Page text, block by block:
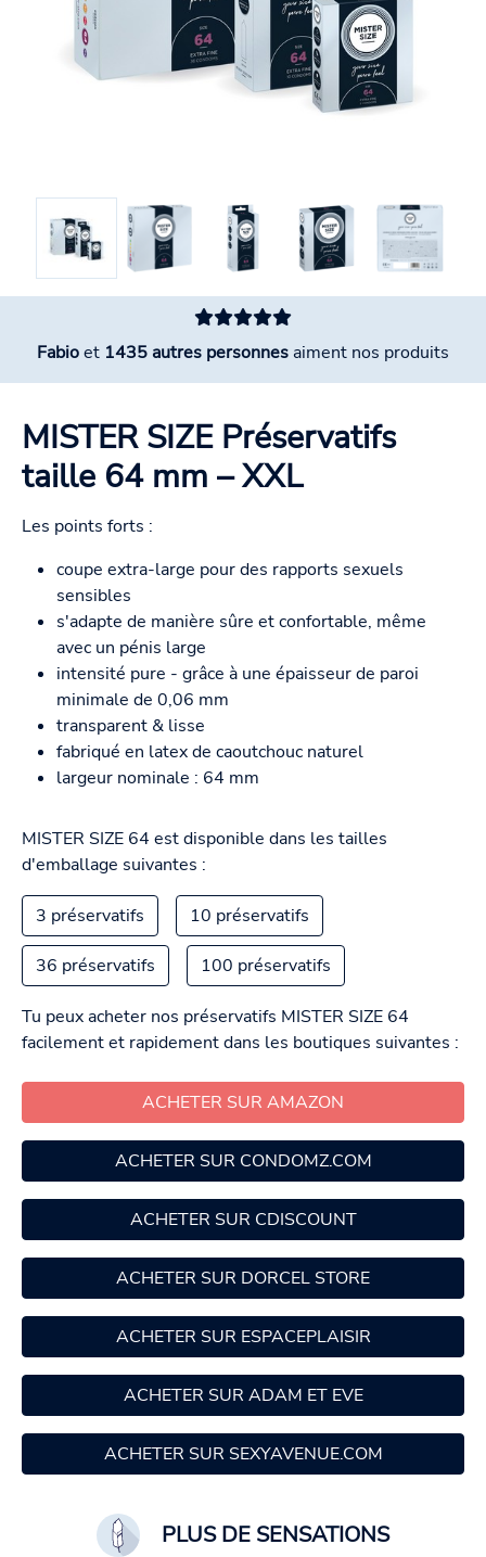
Fabioet 1435 autres personnesaiment nos produits
MISTER SIZE Préservatifs
taille 64 mm – XXL
Les points forts :
coupe extra-large pour des rapports sexuels
sensibles
s'adapte de manière sûre et confortable, même
avec un pénis large
intensité pure - grâce à une épaisseur de paroi
minimale de 0,06 mm
transparent & lisse
fabriqué en latex de caoutchouc naturel
largeur nominale : 64 mm
MISTER SIZE 64 est disponible dans les tailles
d'emballage suivantes :
3 préservatifs 10 préservatifs
36 préservatifs 100 préservatifs
Tu peux acheter nos préservatifs MISTER SIZE 64
facilement et rapidement dans les boutiques suivantes :
ACHETER SUR AMAZON
ACHETER SUR CONDOMZ.COM
ACHETER SUR CDISCOUNT
ACHETER SUR DORCEL STORE
ACHETER SUR ESPACEPLAISIR
ACHETER SUR ADAM ET EVE
ACHETER SUR SEXYAVENUE.COM
PLUS DE SENSATIONS